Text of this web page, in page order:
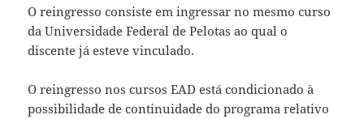
O reingresso consiste em ingressar no mesmo curso
da Universidade Federal de Pelotas ao qual o
discente já esteve vinculado.
O reingresso nos cursos EAD está condicionado à
possibilidade de continuidade do programa relativo